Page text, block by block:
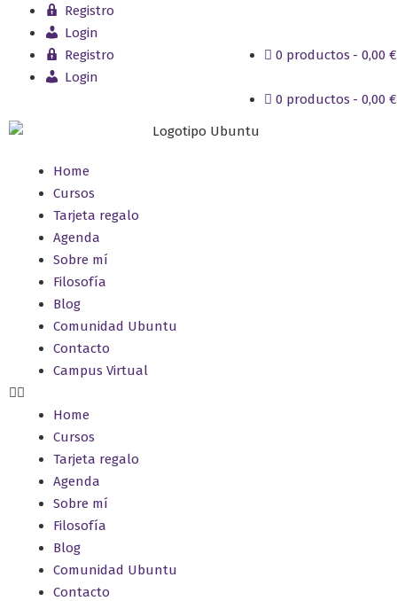
Registro
Login
0 productos
0,00 €
Registro
Login
0 productos
0,00 €
Home
Cursos
Tarjeta regalo
Agenda
Sobre mí
Filosofía
Blog
Comunidad Ubuntu
Contacto
Campus Virtual
Home
Cursos
Tarjeta regalo
Agenda
Sobre mí
Filosofía
Blog
Comunidad Ubuntu
Contacto